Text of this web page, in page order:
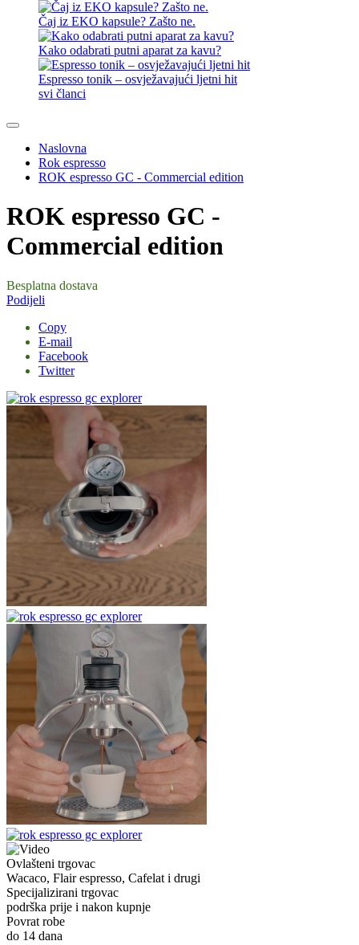
Čaj iz EKO kapsule? Zašto ne.
Kako odabrati putni aparat za kavu?
Espresso tonik – osvježavajući ljetni hit
svi članci
Naslovna
Rok espresso
ROK espresso GC - Commercial edition
ROK espresso GC -
Commercial edition
Besplatna dostava
Podijeli
Copy
E-mail
Facebook
Twitter
Ovlašteni trgovac
Wacaco, Flair espresso, Cafelat i drugi
Specijalizirani trgovac
podrška prije i nakon kupnje
Povrat robe
do 14 dana